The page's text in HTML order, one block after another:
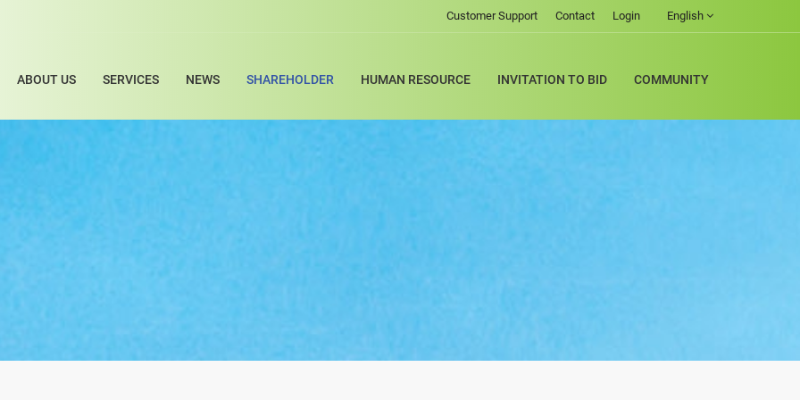
English
Login
Contact
Customer Support
ABOUT US SERVICES NEWS SHAREHOLDER HUMAN RESOURCE INVITATION TO BID COMMUNITY